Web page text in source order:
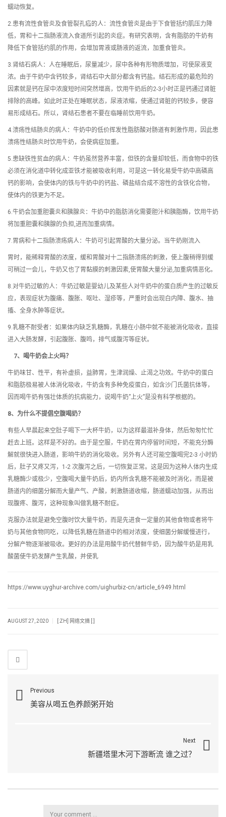
蠕动恢复。
2.患有流性食管炎及食管裂孔疝的人：流性食管炎是由于下食管括约肌压力降
低，胃和十二指肠液流入食道所引起的炎症。有研究表明，含有脂肪的牛奶有
降低下食管括约肌的作用，会增加胃液或肠液的返流，加重食管炎。
3.肾结石病人：人在睡眠后，尿量减少，尿中各种有形物质增加，可使尿液变
浓。由于牛奶中含钙较多，肾结石中大部分都含有钙盐。结石形成的最危险的
因素就是钙在尿中浓度短时间突然增高，饮用牛奶后的2-3小时正是钙通过肾脏
排除的高峰。如此时正处在睡眠状态，尿液浓缩，使通过肾脏的钙较多，便容
易形成结石。所以，肾结石患者不要在临睡前饮用牛奶。
4.溃疡性结肠炎的病人：牛奶中的低价挥发性脂肪酸对肠道有刺激作用，因此患
溃疡性结肠炎时饮用牛奶，会使病症加重。
5.患缺铁性贫血的病人：牛奶虽然营养丰富，但铁的含量却较低，而食物中的铁
必须在消化道中转化成亚铁才能被吸收利用，可是这一转化易受牛奶中高磷高
钙的影响，会使体内的铁与牛奶中的钙盐、磷盐结合成不溶性的含铁化合物，
使体内的铁更为不足。
6.牛奶会加重胆囊炎和胰腺炎：牛奶中的脂肪消化需要胆汁和胰脂酶，饮用牛奶
将加重胆囊和胰腺的负担,进而加重病情。
7.胃病和十二指肠溃疡病人：牛奶可引起胃酸的大量分泌。当牛奶刚流入
胃时，能稀释胃酸的浓度，缓和胃酸对十二指肠溃疡的刺激，使上腹稍得到缓
可稍过一会儿，牛奶又也了胃黏膜的刺激因素,使胃酸大量分泌,加重病情恶化。
8.对牛奶过敏的人：牛奶过敏是婴幼儿及某些人对牛奶中的蛋白质产生的过敏反
应，表现症状为腹痛、腹胀、呕吐、湿疹等，严重时会出现白内障、腹水、抽
搐、全身水肿等症状。
9.乳糖不耐受者：如果体内缺乏乳糖酶，乳糖在小肠中就不能被消化吸收，直接
进入大肠发酵，引起腹胀、腹鸣，排气或腹泻等症状。
7、喝牛奶会上火吗？
牛奶味甘、性平，有补虚损，益肺胃，生津润燥、止渴之功效。牛奶中的蛋白
和脂肪极易被人体消化吸收，牛奶含有多种免疫蛋白，如含沙门氏菌抗体等，
因而喝牛奶有强壮体质的抗病能力，说喝牛奶”上火”是没有科学根据的。
8、为什么不提倡空腹喝奶？
有些人早晨起来空肚子喝下一大杯牛奶，以为这样最滋补身体，然后匆匆忙忙
赶去上班。这样是不好的。由于是空服，牛奶在胃内停留时间短，不能充分酶
解就很快进入肠道，影响牛奶的消化吸收。另外有人还可能空腹喝完2-3 小时奶
后，肚子又疼又泻，1-2 次腹泻之后，一切恢复正常。这是因为这种人体内生成
乳糖酶少或极少，空腹喝大量牛奶后，奶内所含乳糖不能被及时消化，而是被
肠道内的细菌分解而大量产气、产酸，刺激肠道收缩，肠道蠕动加强，从而出
现腹疼、腹泻，这种现象叫做乳糖不耐症。
克服办法就是避免空腹时饮大量牛奶，而是先进食一定量的其他食物或者将牛
奶与其他食物同吃，以降低乳糖在肠道中的相对浓度，使细菌分解缓慢进行，
分解产物逐渐被吸收。更好的办法是用酸牛奶代替鲜牛奶，因为酸牛奶是用乳
酸菌使牛奶发酵产生乳酸，并使乳
https://www.uyghur-archive.com/uighurbiz-cn/article_6949.html
AUGUST 27, 2020 [:ZH] 网络文摘 [:]
Previous
美容从喝五色养颜粥开始
Next
新疆塔里木河下游断流 谁之过？